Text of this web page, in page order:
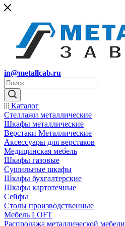
in@metallcab.ru
Каталог
Стеллажи металлические
Шкафы металлические
Верстаки Металлические
Аксессуары для верстаков
Медицинская мебель
Шкафы газовые
Сушильные шкафы
Шкафы бухгалтерские
Шкафы картотечные
Сейфы
Столы производственные
Мебель LOFT
Распродажа металлической мебели